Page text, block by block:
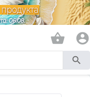
shopping_basket account_circle
search